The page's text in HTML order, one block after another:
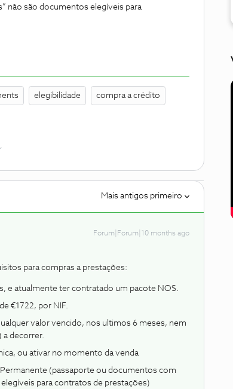
não são documentos elegíveis para
elegibilidade compra a crédito
Mais antigos primeiro
Forum|Forum|10 months ago
para compras a prestações:
e atualmente ter contratado um pacote NOS.
€1722, por NIF.
valor vencido, nos ultimos 6 meses, nem
a decorrer.
ou ativar no momento da venda
Permanente (passaporte ou documentos com
para contratos de prestações)